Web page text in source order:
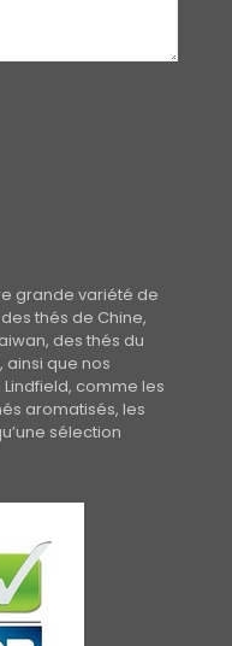
grande variété de
thés de Chine,
des thés du
ainsi que nos
comme les
aromatisés, les
sélection